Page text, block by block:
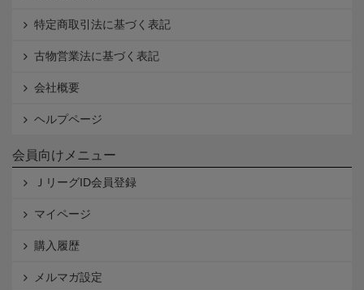
特定商取引法に基づく表記
古物営業法に基づく表記
会社概要
ヘルプページ
会員向けメニュー
ＪリーグID会員登録
マイページ
購入履歴
メルマガ設定